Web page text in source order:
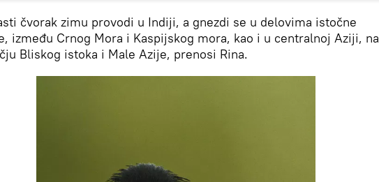
čvorak zimu provodi u Indiji, a gnezdi se u delovima istočne
između Crnog Mora i Kaspijskog mora, kao i u centralnoj Aziji, na
Bliskog istoka i Male Azije, prenosi Rina.